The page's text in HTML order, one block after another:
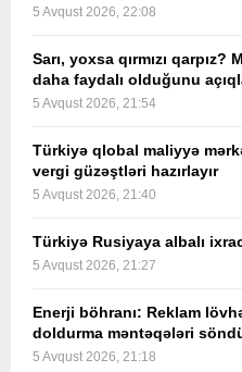
5 Avqust 2026, 22:08
Sarı, yoxsa qırmızı
daha faydalı olduğunu
5 Avqust 2026, 21:54
Türkiyə qlobal maliyyə
vergi güzəştləri hazırlayır
5 Avqust 2026, 21:40
Türkiyə Rusiyaya albalı
5 Avqust 2026, 21:27
Enerji böhranı: Reklam
doldurma məntəqələri
5 Avqust 2026, 21:18